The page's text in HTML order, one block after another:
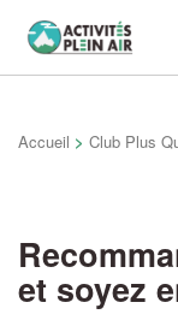
Accueil > Club Plus
et soyez